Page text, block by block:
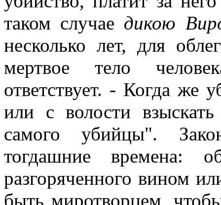
таком случае дикою
несколько лет, для
мертвое тело
ответствует. - Когда же
или с волости
самого убийцы".
тогдашние времена:
разгоряченного вином
быть миротворцем,